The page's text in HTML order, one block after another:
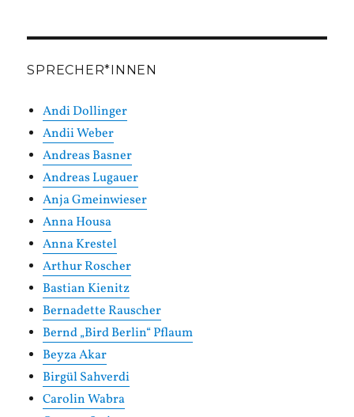
SPRECHER*INNEN
Andi Dollinger
Andii Weber
Andreas Basner
Andreas Lugauer
Anja Gmeinwieser
Anna Housa
Anna Krestel
Arthur Roscher
Bastian Kienitz
Bernadette Rauscher
Bernd „Bird Berlin“ Pflaum
Beyza Akar
Birgül Sahverdi
Carolin Wabra